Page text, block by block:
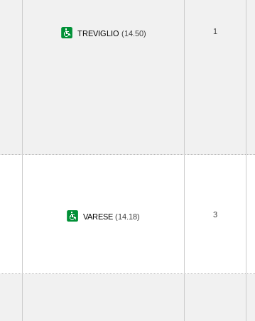
TREVIGLIO (14.50) 1
VARESE (14.18) 3